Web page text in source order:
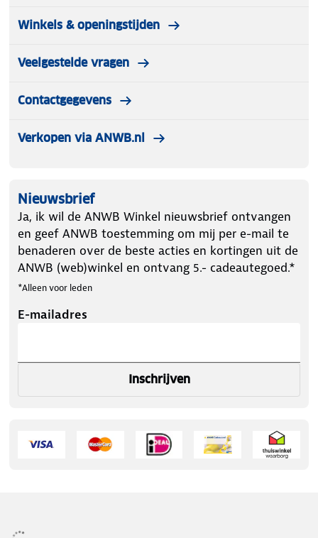
Winkels & openingstijden
Veelgestelde vragen
Contactgegevens
Verkopen via ANWB.nl
Nieuwsbrief
Ja, ik wil de ANWB Winkel nieuwsbrief ontvangen
en geef ANWB toestemming om mij per e-mail te
benaderen over de beste acties en kortingen uit de
ANWB (web)winkel en ontvang 5.- cadeautegoed.*
*Alleen voor leden
E-mailadres
Inschrijven